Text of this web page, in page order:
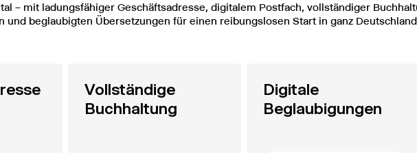
– mit ladungsfähiger Geschäftsadresse, digitalem Postfach, vollständiger
und beglaubigten Übersetzungen für einen reibungslosen Start in ganz
Vollständige
Buchhaltung
Digitale
Beglaubigungen